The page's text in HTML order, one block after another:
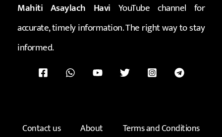
Mahiti Asaylach Havi YouTube channel for
accurate, timely information. The right way to stay
informed.
Contact us About
Terms and Conditions